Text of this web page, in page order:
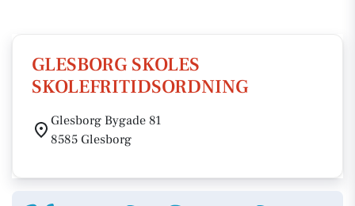
GLESBORG SKOLES
SKOLEFRITIDSORDNING
Glesborg Bygade 81
8585 Glesborg